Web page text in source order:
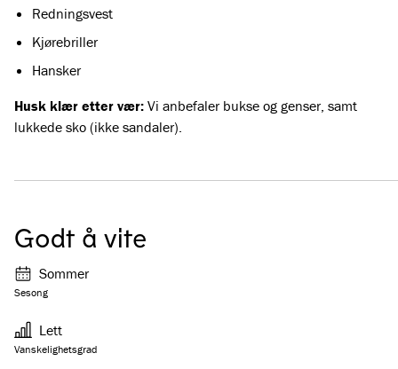
Redningsvest
Kjørebriller
Hansker
Husk klær etter vær: Vi anbefaler bukse og genser, samt
lukkede sko (ikke sandaler).
Godt å vite
Sesong
Sommer
Vanskelighetsgrad
Lett